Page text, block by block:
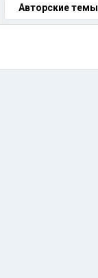
Авторские темы